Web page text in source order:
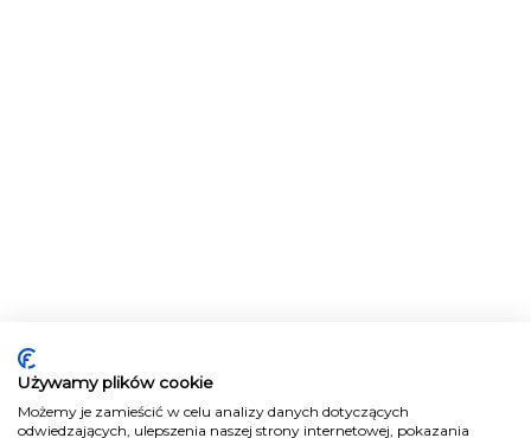
Używamy plików cookie
Możemy je zamieścić w celu analizy danych dotyczących
odwiedzających, ulepszenia naszej strony internetowej, pokazania